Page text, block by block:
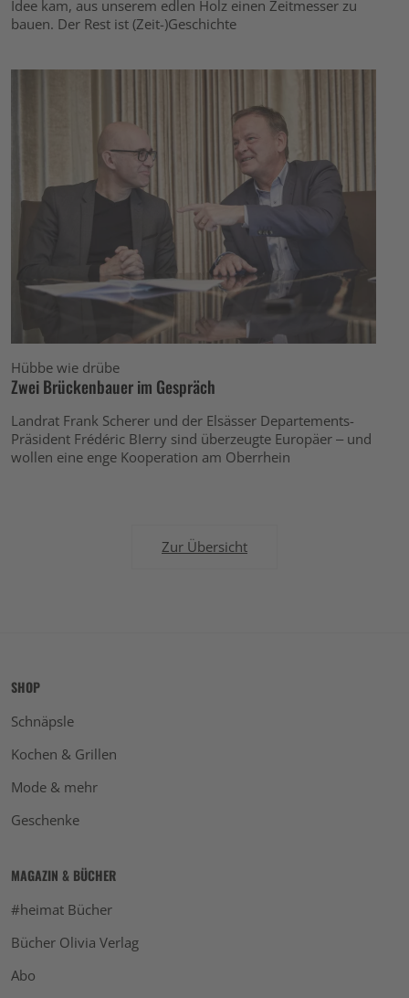
Idee kam, aus unserem edlen Holz einen Zeitmesser zu
bauen. Der Rest ist (Zeit-)Geschichte
Hübbe wie drübe
Zwei Brückenbauer im Gespräch
Landrat Frank Scherer und der Elsässer Departements-
Präsident Frédéric BIerry sind überzeugte Europäer – und
wollen eine enge Kooperation am Oberrhein
Zur Übersicht
SHOP
Schnäpsle
Kochen & Grillen
Mode & mehr
Geschenke
MAGAZIN & BÜCHER
#heimat Bücher
Bücher Olivia Verlag
Abo